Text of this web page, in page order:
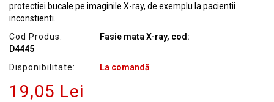
protectiei bucale pe imaginile X-ray, de exemplu la pacientii
inconstienti.
Cod Produs:
Fasie mata X-ray, cod:
D4445
Disponibilitate:
La comandă
19,05 Lei